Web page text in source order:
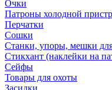
Очки
Патроны холодной
Перчатки
Сошки
Станки, упоры, мешки
Стикхант (наклейки на
Сейфы
Товары для охоты
Засидки